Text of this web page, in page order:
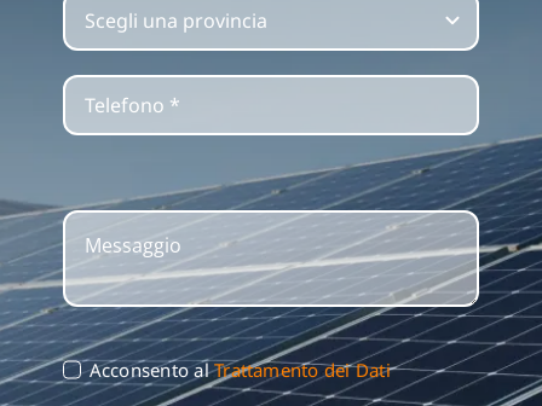
Acconsento alTrattamento dei Dati